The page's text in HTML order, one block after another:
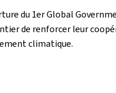
du 1er Global
de renforcer leur
climatique.